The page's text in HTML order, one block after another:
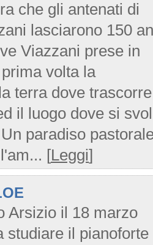
che gli antenati di
lasciarono 150
Viazzani prese in
volta la
terra dove
il luogo dove si
paradiso
[Leggi]
Arsizio il 18 marzo
studiare il pianoforte